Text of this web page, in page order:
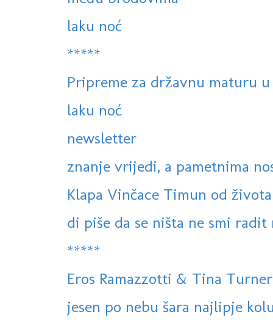
laku noć
*****
Pripreme za državnu maturu
laku noć
newsletter
znanje vrijedi, a pametnima
Klapa Vinčace Timun od života
di piše da se ništa ne smi radit
*****
Eros Ramazzotti & Tina
jesen po nebu šara najlipje